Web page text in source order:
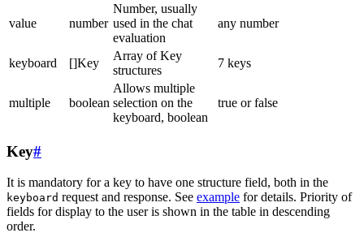
value number
Number, usually
used in the chat
evaluation
any number
keyboard []Key
Array of Key
structures
7 keys
multiple boolean
Allows multiple
selection on the
keyboard, boolean
true or false
Key#
It is mandatory for a key to have one structure field, both in the
keyboard request and response. See example for details. Priority of
fields for display to the user is shown in the table in descending
order.